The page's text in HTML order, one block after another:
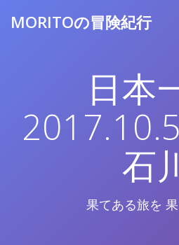
ッ
プ
MORITOの冒険紀行
日本
石
果てある旅を